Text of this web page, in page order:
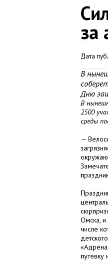
за
Дата
В
Дню
В
2500
среды
—
Омска, и
числе
путевку